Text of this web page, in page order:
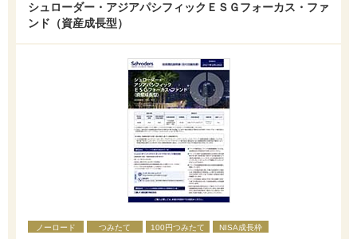
シュローダー・アジアパシフィックＥＳＧフォーカス・ファ
ンド（資産成長型）
ノーロード つみたて 100円つみたて NISA成長枠